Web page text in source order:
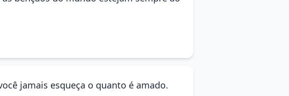
jamais esqueça o quanto é amado.